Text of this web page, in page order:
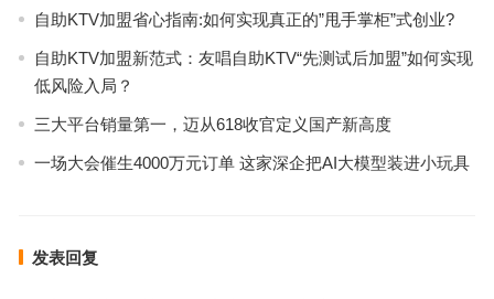
自助KTV加盟省心指南:如何实现真正的”甩手掌柜”式创业?
自助KTV加盟新范式：友唱自助KTV“先测试后加盟”如何实现
低风险入局？
三大平台销量第一，迈从618收官定义国产新高度
一场大会催生4000万元订单 这家深企把AI大模型装进小玩具
发表回复